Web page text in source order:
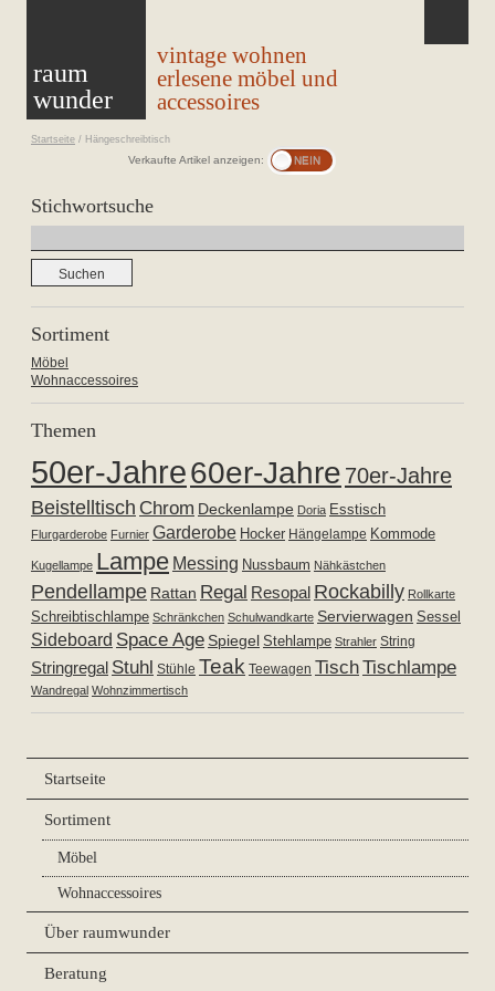
raum
wunder
vintage wohnen
erlesene möbel und
accessoires
Startseite / Hängeschreibtisch
Verkaufte Artikel anzeigen:
Stichwortsuche
nach:
Sortiment
Möbel
Wohnaccessoires
Themen
50er-Jahre60er-Jahre 70er-Jahre
Beistelltisch Chrom Deckenlampe Doria Esstisch
Flurgarderobe Furnier Garderobe Hocker Hängelampe Kommode
Kugellampe Lampe Messing Nussbaum Nähkästchen
Pendellampe Rattan Regal Resopal Rockabilly Rollkarte
Schreibtischlampe Schränkchen Schulwandkarte Servierwagen Sessel
Sideboard Space Age Spiegel Stehlampe Strahler String
Stringregal Stuhl Stühle Teak Teewagen TischTischlampe
Wandregal Wohnzimmertisch
Startseite
Sortiment
Möbel
Wohnaccessoires
Über raumwunder
Beratung